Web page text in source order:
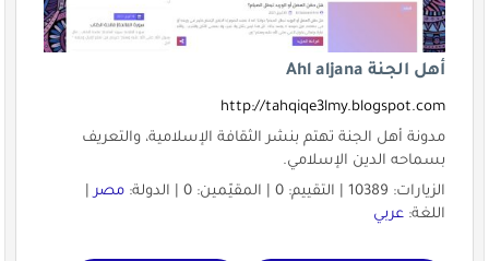
أهل الجنة Ahl aljana
http://tahqiqe3lmy.blogspot.com
مدونة أهل الجنة تهتم بنشر الثقافة الإسلامية، والتعريف
بسماحه الدين الإسلامي.
الزيارات: 10389 | التقييم: 0 | المقيّمين: 0 | الدولة:
مصر|
اللغة: عربي